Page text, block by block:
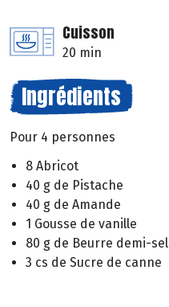
Cuisson
20 min
Ingrédients
Pour 4 personnes
8 Abricot
40 g de Pistache
40 g de Amande
1 Gousse de vanille
80 g de Beurre demi-sel
3 cs de Sucre de canne